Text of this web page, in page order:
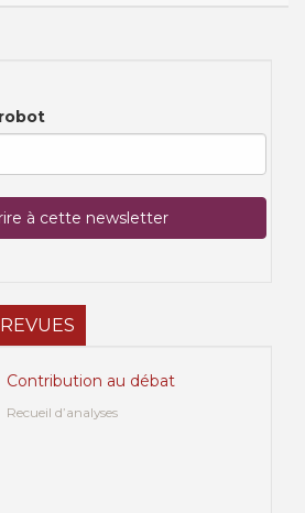
Contribution au débat
Recueil d’analyses